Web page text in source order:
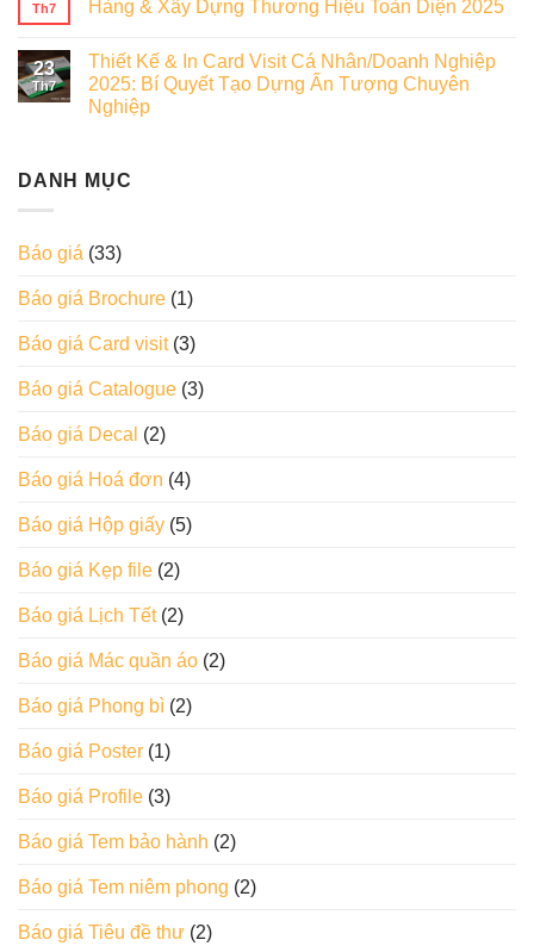
Th7
Hàng & Xây Dựng Thương Hiệu Toàn Diện 2025
23
Th7
Thiết Kế & In Card Visit Cá Nhân/Doanh Nghiệp
2025: Bí Quyết Tạo Dựng Ấn Tượng Chuyên
Nghiệp
DANH MỤC
Báo giá (33)
Báo giá Brochure (1)
Báo giá Card visit(3)
Báo giá Catalogue (3)
Báo giá Decal (2)
Báo giá Hoá đơn (4)
Báo giá Hộp giấy (5)
Báo giá Kẹp file (2)
Báo giá Lịch Tết(2)
Báo giá Mác quần áo (2)
Báo giá Phong bì (2)
Báo giá Poster (1)
Báo giá Profile (3)
Báo giá Tem bảo hành (2)
Báo giá Tem niêm phong (2)
Báo giá Tiêu đề thư (2)